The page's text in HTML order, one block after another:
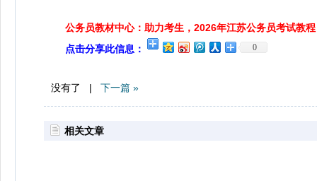
公务员教材中心：助力考生，2026年江苏公务员考试教程
点击分享此信息：
0
没有了 | 下一篇 »
相关文章